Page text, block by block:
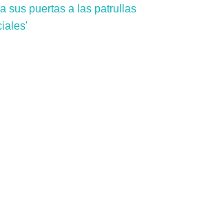
sus puertas a las patrullas